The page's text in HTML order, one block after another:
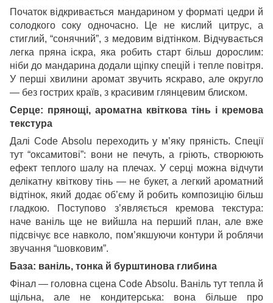
Початок відкривається мандарином у форматі цедри й
солодкого соку одночасно. Це не кислий цитрус, а
стиглий, “сонячний”, з медовим відтінком. Відчувається
легка пряна іскра, яка робить старт більш дорослим:
ніби до мандарина додали щіпку спецій і тепле повітря.
У перші хвилини аромат звучить яскраво, але округло
— без гострих країв, з красивим глянцевим блиском.
Серце: прянощі, ароматна квіткова тінь і кремова
текстура
Далі Code Absolu переходить у м’яку пряність. Спеції
тут “оксамитові”: вони не печуть, а гріють, створюють
ефект теплого шалу на плечах. У серці можна відчути
делікатну квіткову тінь — не букет, а легкий ароматний
відтінок, який додає об’єму й робить композицію більш
гладкою. Поступово з’являється кремова текстура:
наче ваніль ще не вийшла на перший план, але вже
підсвічує все навколо, пом’якшуючи контури й роблячи
звучання “шовковим”.
База: ваніль, тонка й бурштинова глибина
Фінал — головна сцена Code Absolu. Ваніль тут тепла й
щільна, але не кондитерська: вона більше про